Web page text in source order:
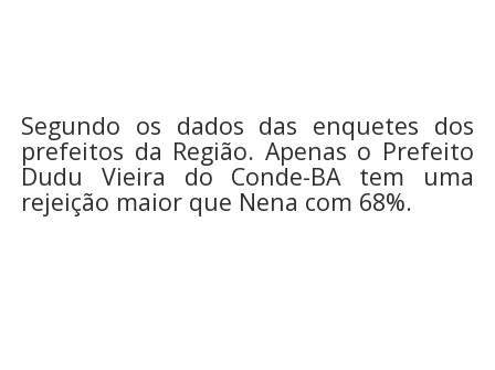
Segundo os dados das enquetes dos
prefeitos da Região. Apenas o Prefeito
Dudu Vieira do Conde-BA tem uma
rejeição maior que Nena com 68%.